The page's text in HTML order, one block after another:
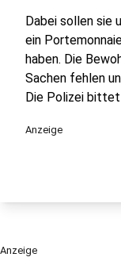
Dabei sollen sie
ein
haben. Die
Sachen fehlen
Die Polizei
Anzeige
Anzeige